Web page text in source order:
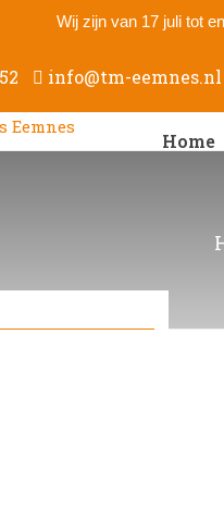
Wij zijn van 17 juli tot
info@tm-eemnes.nl
Home